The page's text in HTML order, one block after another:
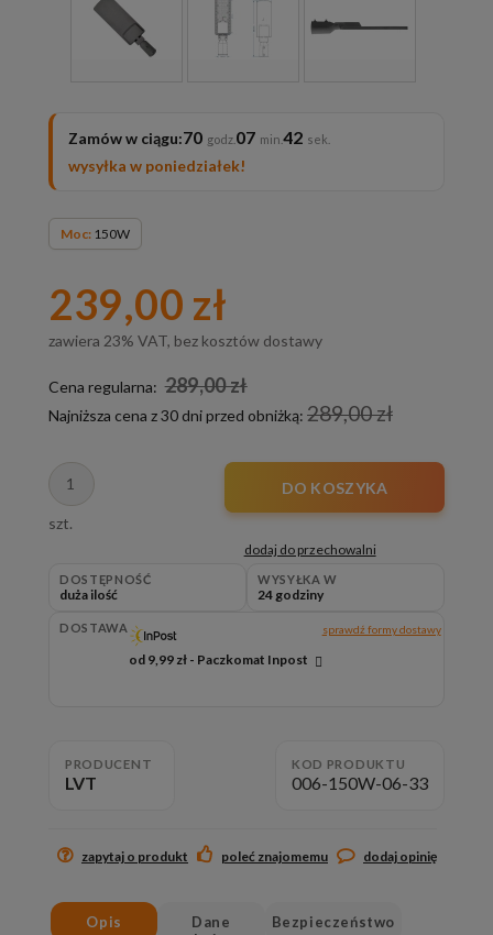
Zamów w ciągu:70 07 41
wysyłka w poniedziałek!
Moc: 150W
239,00 zł
zawiera 23% VAT, bez kosztów dostawy
Cena regularna: 289,00 zł
Najniższa cena z 30 dni przed obniżką: 289,00 zł
szt.
DO KOSZYKA
dodaj do przechowalni
DOSTĘPNOŚĆ
duża ilość
WYSYŁKA W
24 godziny
DOSTAWA
od 9,99 zł - Paczkomat Inpost
sprawdź formy dostawy
PRODUCENT
LVT
KOD PRODUKTU
006-150W-06-33
zapytaj o produkt poleć znajomemu dodaj opinię
Opis
Dane
Bezpieczeństwo